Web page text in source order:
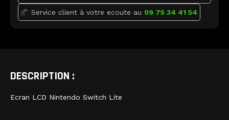
Service client à votre ecoute au 09 75 34 41 54
DESCRIPTION :
Ecran LCD Nintendo Switch Lite